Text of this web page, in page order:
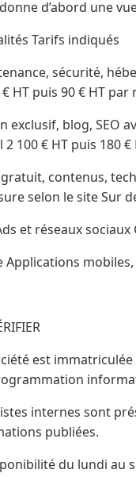
d’abord une
Tarifs indiqués
sécurité,
HT puis 90 € HT par
exclusif, blog, SEO
100 € HT puis 180 €
contenus,
selon le site Sur
et réseaux
est immatriculée
internes sont
publiées.
du lundi au